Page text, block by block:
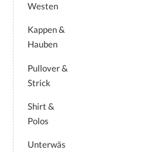
Westen
Kappen &
Hauben
Pullover &
Strick
Shirt &
Polos
Unterwäs